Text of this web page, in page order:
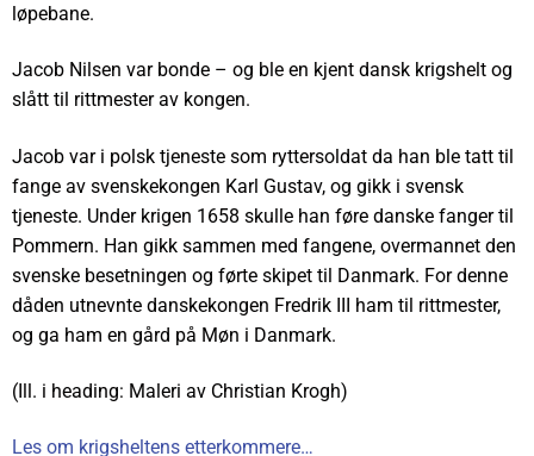
løpebane.
Jacob Nilsen var bonde – og ble en kjent dansk krigshelt og
slått til rittmester av kongen.
Jacob var i polsk tjeneste som ryttersoldat da han ble tatt til
fange av svenskekongen Karl Gustav, og gikk i svensk
tjeneste. Under krigen 1658 skulle han føre danske fanger til
Pommern. Han gikk sammen med fangene, overmannet den
svenske besetningen og førte skipet til Danmark. For denne
dåden utnevnte danskekongen Fredrik III ham til rittmester,
og ga ham en gård på Møn i Danmark.
(Ill. i heading: Maleri av Christian Krogh)
Les om krigsheltens etterkommere…